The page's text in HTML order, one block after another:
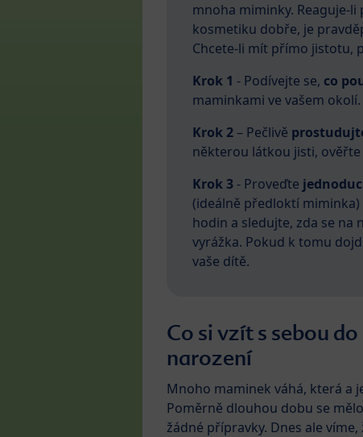
mnoha miminky. Reaguje-
kosmetiku dobře, je
Chcete-li mít přímo jistotu,
Krok 1 - Podívejte se, co
maminkami ve vašem okolí.
Krok 2– Pečlivě
některou látkou jisti,
Krok 3- Proveďte
(ideálně předloktí
hodin a sledujte, zda se na
vyrážka. Pokud k tomu
vaše dítě.
Co si vzít s sebou
narození
Mnoho maminek váhá, která a
Poměrně dlouhou dobu se
žádné přípravky. Dnes ale víme,